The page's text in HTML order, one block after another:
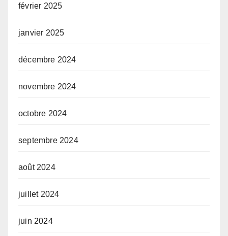
février 2025
janvier 2025
décembre 2024
novembre 2024
octobre 2024
septembre 2024
août 2024
juillet 2024
juin 2024